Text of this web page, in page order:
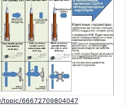
topic/66672709804047